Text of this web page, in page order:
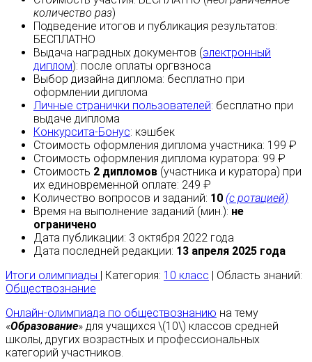
количество раз)
Подведение итогов и публикация результатов:
БЕСПЛАТНО
Выдача наградных документов (электронный
диплом): после оплаты оргвзноса
Выбор дизайна диплома: бесплатно при
оформлении диплома
Личные странички пользователей: бесплатно при
выдаче диплома
Конкурсита-Бонус: кэшбек
Стоимость оформления диплома участника: 199 ₽
Стоимость оформления диплома куратора: 99 ₽
Стоимость 2 дипломов (участника и куратора) при
их единовременной оплате: 249 ₽
Количество вопросов и заданий: 10 (с ротацией)
Время на выполнение заданий (мин.): не
ограничено
Дата публикации: 3 октября 2022 года
Дата последней редакции: 13 апреля 2025 года
Итоги олимпиады
| Категория: 10 класс | Область знаний:
Обществознание
Онлайн-олимпиада по обществознанию на тему
«Образование» для учащихся \(10\) классов средней
школы, других возрастных и профессиональных
категорий участников.